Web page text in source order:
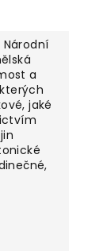
a
jaké